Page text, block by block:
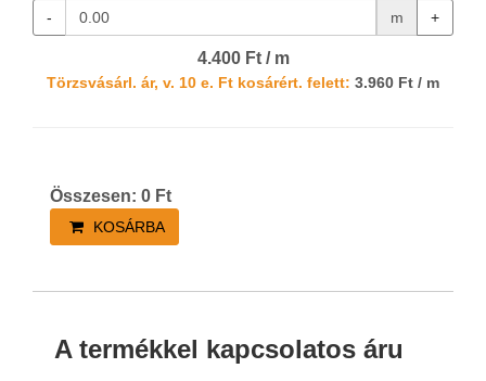
- m +
4.400 Ft / m
Törzsvásárl. ár, v. 10 e. Ft kosárért. felett: 3.960 Ft / m
Összesen: 0 Ft
KOSÁRBA
A termékkel kapcsolatos áru